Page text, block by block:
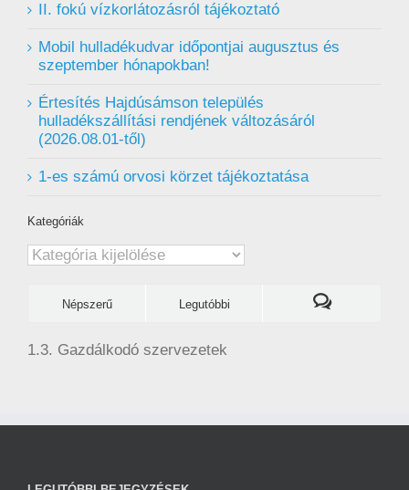
II. fokú vízkorlátozásról tájékoztató
Mobil hulladékudvar ️időpontjai augusztus és
szeptember hónapokban!
Értesítés Hajdúsámson település
hulladékszállítási rendjének változásáról
(2026.08.01-től)
1-es számú orvosi körzet tájékoztatása
Kategóriák
Kategóriák
Népszerű Legutóbbi
1.3. Gazdálkodó szervezetek